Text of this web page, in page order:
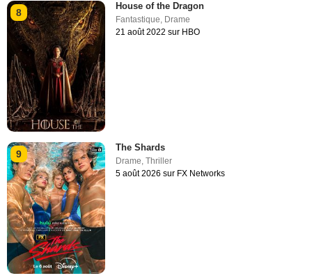
8
House of the Dragon
Fantastique, Drame
21 août 2022 sur HBO
9
The Shards
Drame,Thriller
5 août 2026 sur FX Networks